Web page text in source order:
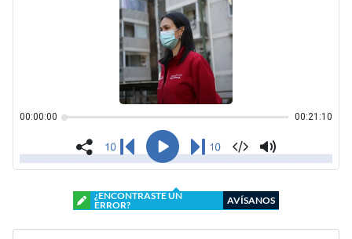
¿ENCONTRASTE UN
ERROR?
AVÍSANOS